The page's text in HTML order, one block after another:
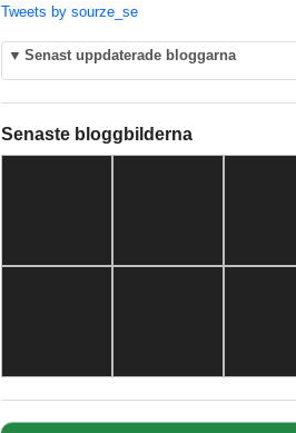
Tweets by sourze_se
▼ Senast uppdaterade bloggarna
Senaste bloggbilderna